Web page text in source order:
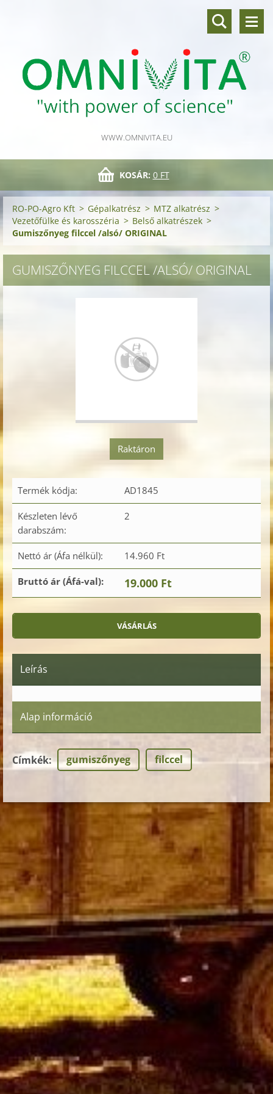
WWW.OMNIVITA.EU
KOSÁR: 0 FT
RO-PO-Agro Kft > Gépalkatrész > MTZ alkatrész >
Vezetőfülke és karosszéria > Belső alkatrészek >
Gumiszőnyeg filccel /alsó/ ORIGINAL
GUMISZŐNYEG FILCCEL /ALSÓ/ ORIGINAL
Raktáron
Termék kódja: AD1845
Készleten lévő
darabszám:
2
Nettó ár (Áfa nélkül): 14.960 Ft
Bruttó ár (Áfá-val): 19.000 Ft
Leírás
Alap információ
Címkék: gumiszőnyeg filccel